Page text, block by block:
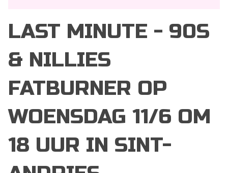
LAST MINUTE - 90S
& NILLIES
FATBURNER OP
WOENSDAG 11/6 OM
18 UUR IN SINT-